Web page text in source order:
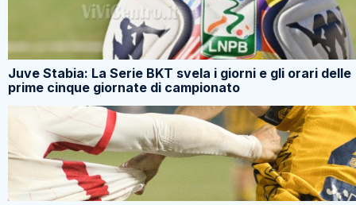
Juve Stabia: La Serie BKT svela i giorni e gli orari delle
prime cinque giornate di campionato